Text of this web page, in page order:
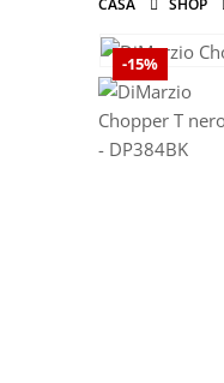
CASA SHOP
-15%